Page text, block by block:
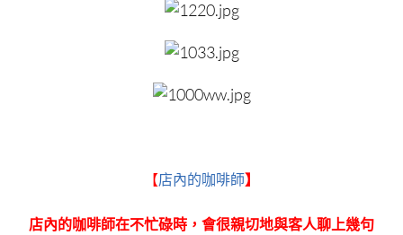
【店內的咖啡師】
店內的咖啡師在不忙碌時，會很親切地與客人聊上幾句